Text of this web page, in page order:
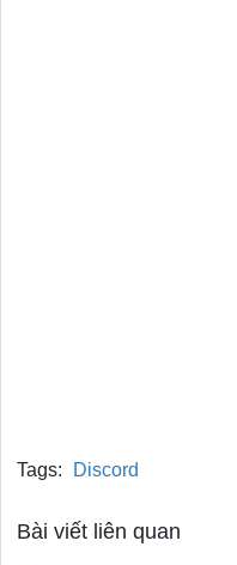
Tags: Discord
Bài viết liên quan